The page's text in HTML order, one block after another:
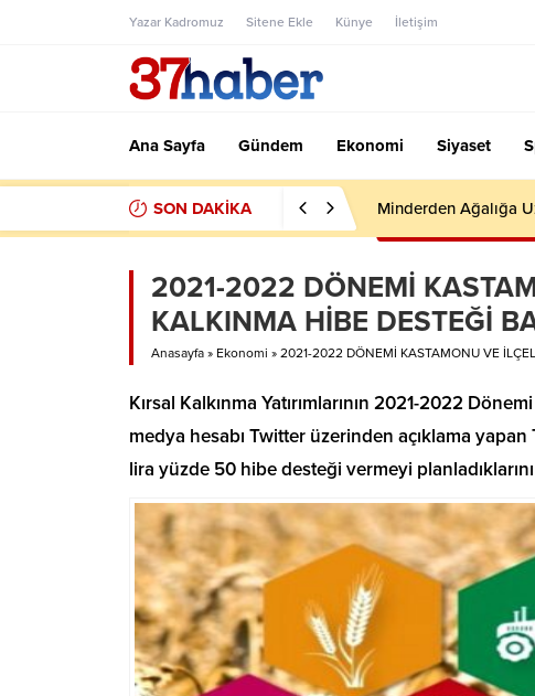
Yazar Kadromuz Sitene Ekle Künye İletişim
Ana Sayfa Gündem Ekonomi Siyaset
SON DAKİKA Minderden Ağalığa
2021-2022 DÖNEMİ
KALKINMA HİBE DESTEĞİ
Anasayfa » Ekonomi » 2021-2022 DÖNEMİ KASTAMONU VE
Kırsal Kalkınma Yatırımlarının 2021-2022
medya hesabı Twitter üzerinden açıklama
lira yüzde 50 hibe desteği vermeyi